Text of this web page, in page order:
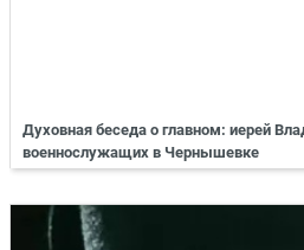
Духовная беседа о главном: иерей
военнослужащих в Чернышевке